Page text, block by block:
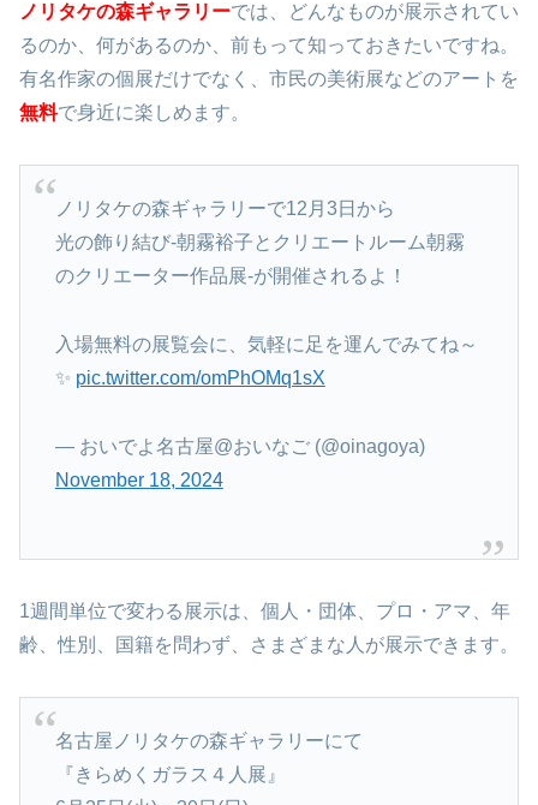
ノリタケの森ギャラリーでは、どんなものが展示されてい
るのか、何があるのか、前もって知っておきたいですね。
有名作家の個展だけでなく、市民の美術展などのアートを
無料で身近に楽しめます。
ノリタケの森ギャラリーで12月3日から
光の飾り結び-朝霧裕子とクリエートルーム朝霧
のクリエーター作品展-が開催されるよ！
入場無料の展覧会に、気軽に足を運んでみてね～
✨️ pic.twitter.com/omPhOMq1sX
— おいでよ名古屋@おいなご (@oinagoya)
November 18, 2024
1週間単位で変わる展示は、個人・団体、プロ・アマ、年
齢、性別、国籍を問わず、さまざまな人が展示できます。
名古屋ノリタケの森ギャラリーにて
『きらめくガラス４人展』